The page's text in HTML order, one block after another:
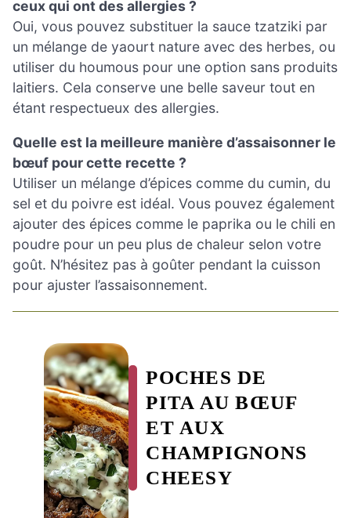
ceux qui ont des allergies ?
Oui, vous pouvez substituer la sauce tzatziki par
un mélange de yaourt nature avec des herbes, ou
utiliser du houmous pour une option sans produits
laitiers. Cela conserve une belle saveur tout en
étant respectueux des allergies.
Quelle est la meilleure manière d’assaisonner le
bœuf pour cette recette ?
Utiliser un mélange d’épices comme du cumin, du
sel et du poivre est idéal. Vous pouvez également
ajouter des épices comme le paprika ou le chili en
poudre pour un peu plus de chaleur selon votre
goût. N’hésitez pas à goûter pendant la cuisson
pour ajuster l’assaisonnement.
POCHES DE
PITA AU BŒUF
ET AUX
CHAMPIGNONS
CHEESY